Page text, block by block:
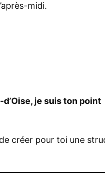
midi.
je suis ton point
créer pour toi une